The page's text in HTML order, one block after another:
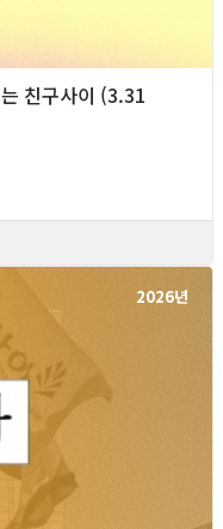
친구사이 (3.31
2026년